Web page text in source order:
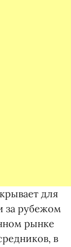
для
за рубежом
рынке
в